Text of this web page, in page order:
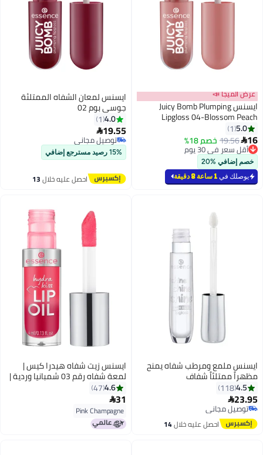
عرض الميجا 📣
ايسنس Juicy Bomb Plumping
Lipgloss 04-Blossom Peach
5.0
1
16
19.56خصم 18%
أقل سعر في 30 يوم
أقل سعر في 30 يوم
خصم إضافي %20
يوصلك في 1 ساعة 8 دقيقة
ايسنس لمعان الشفاه الممتلئة
جوسي بوم 02
4.0
1
19.55
توصيل مجاني
توصيل مجاني
15% رصيد مسترجع إضافي
احصل عليه خلال13
3
ايسنس ملمع ومرطب شفاه يمنح
مظهراً ممتلئاً شفاف
4.5
118
23.95
توصيل مجاني
توصيل مجانياحصل عليه خلال14
ايسنس زيت شفاه هيدرا كيس |
لمعة شفاه رقم 03 شمبانيا وردية |
مرطب ومغذي | لمسة لمعة عالية |
نباتي | خالي من البارابين | خالي من
مل)
4.6
47
31
Pink Champagne